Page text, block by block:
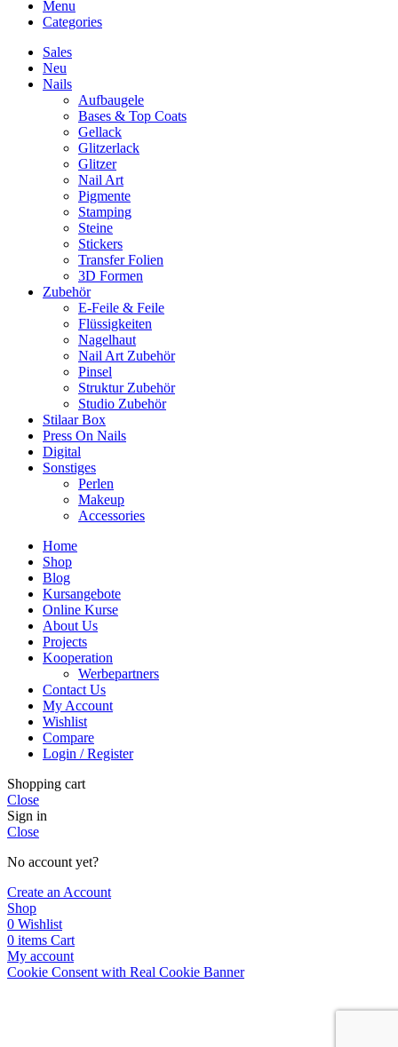
Menu
Categories
Sales
Neu
Nails
Aufbaugele
Bases & Top Coats
Gellack
Glitzerlack
Glitzer
Nail Art
Pigmente
Stamping
Steine
Stickers
Transfer Folien
3D Formen
Zubehör
E-Feile & Feile
Flüssigkeiten
Nagelhaut
Nail Art Zubehör
Pinsel
Struktur Zubehör
Studio Zubehör
Stilaar Box
Press On Nails
Digital
Sonstiges
Perlen
Makeup
Accessories
Home
Shop
Blog
Kursangebote
Online Kurse
About Us
Projects
Kooperation
Werbepartners
Contact Us
My Account
Wishlist
Compare
Login / Register
Shopping cart
Close
Sign in
Close
No account yet?
Create an Account
Shop
0 Wishlist
0 items Cart
My account
Cookie Consent with Real Cookie Banner